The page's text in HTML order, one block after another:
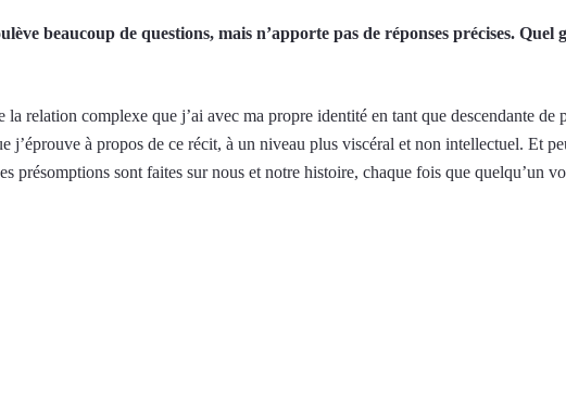
beaucoup de questions, mais n’apporte pas de réponses précises.
relation complexe que j’ai avec ma propre identité en tant que descendante de
j’éprouve à propos de ce récit, à un niveau plus viscéral et non intellectuel. Et
présomptions sont faites sur nous et notre histoire, chaque fois que quelqu’un